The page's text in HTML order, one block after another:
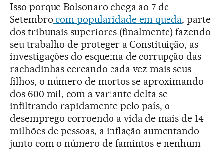
Isso porque Bolsonaro chega ao 7 de
Setembro com popularidade em queda, parte
dos tribunais superiores (finalmente) fazendo
seu trabalho de proteger a Constituição, as
investigações do esquema de corrupção das
rachadinhas cercando cada vez mais seus
filhos, o número de mortos se aproximando
dos 600 mil, com a variante delta se
infiltrando rapidamente pelo país, o
desemprego corroendo a vida de mais de 14
milhões de pessoas, a inflação aumentando
junto com o número de famintos e nenhum